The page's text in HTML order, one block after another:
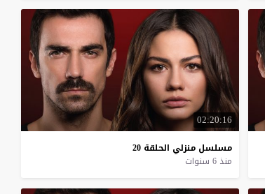
02:20:16
مسلسل منزلي الحلقة 20
منذ 6 سنوات